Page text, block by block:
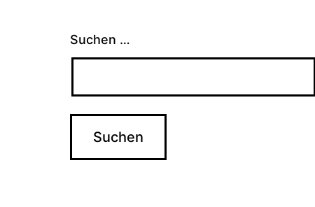
Suchen …